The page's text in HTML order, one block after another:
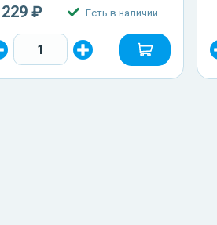
229 ₽ Есть в наличии